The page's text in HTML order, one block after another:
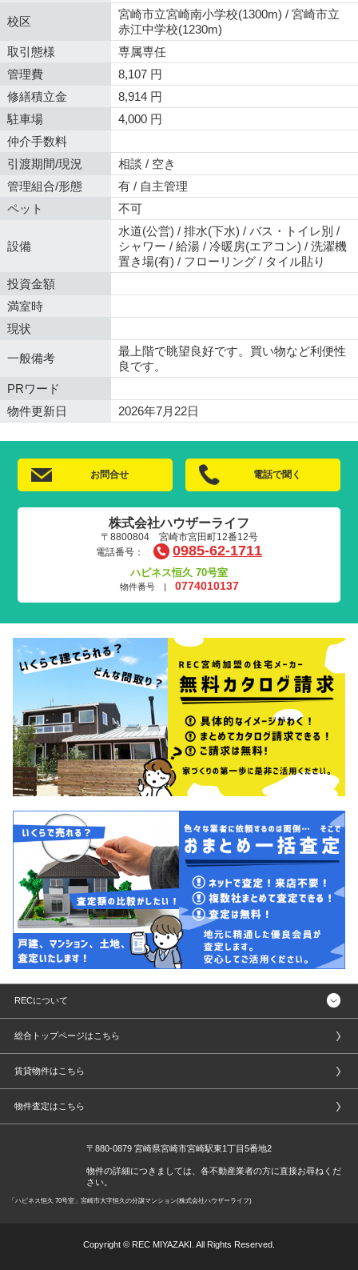
校区
宮崎市立宮崎南小学校(1300m) / 宮崎市立
赤江中学校(1230m)
取引態様
専属専任
管理費
8,107 円
修繕積立金
8,914 円
駐車場
4,000 円
仲介手数料
引渡期間/現況
相談 / 空き
管理組合/形態
有 / 自主管理
ペット
不可
設備
水道(公営) / 排水(下水) / バス・トイレ別 /
シャワー / 給湯 / 冷暖房(エアコン) / 洗濯機
置き場(有) / フローリング / タイル貼り
投資金額
満室時
現状
一般備考
最上階で眺望良好です。買い物など利便性
良です。
PRワード
物件更新日
2026年7月22日
お問合せ 電話で聞く
株式会社ハウザーライフ
〒8800804 宮崎市宮田町12番12号
電話番号：
0985-62-1711
ハピネス恒久 70号室
物件番号 | 0774010137
RECについて
総合トップページはこちら
賃貸物件はこちら
物件査定はこちら
〒880-0879 宮崎県宮崎市宮崎駅東1丁目5番地2
物件の詳細につきましては、各不動産業者の方に直接お尋ねくだ
さい。
「ハピネス恒久 70号室」宮崎市大字恒久の分譲マンション(株式会社ハウザーライフ)
Copyright © REC MIYAZAKI. All Rights Reserved.